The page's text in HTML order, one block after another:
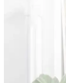
Tokurtech 64
Kayıt Cihazı
Tokurtech'in 64 GB
oynatma